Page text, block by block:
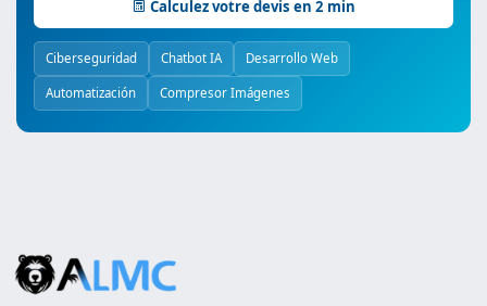
Calculez votre devis en 2 min
Ciberseguridad Chatbot IA Desarrollo Web
Automatización Compresor Imágenes